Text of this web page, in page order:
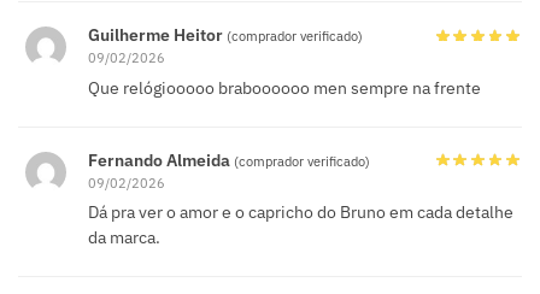
Guilherme Heitor (comprador verificado)
09/02/2026
Que relógiooooo braboooooo men sempre na frente
Fernando Almeida (comprador verificado)
09/02/2026
Dá pra ver o amor e o capricho do Bruno em cada detalhe
da marca.